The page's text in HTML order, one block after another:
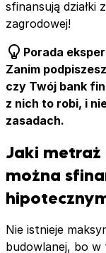
sfinansują działki
zagrodowej!
Porada
Zanim
czy Twój bank
z nich to robi, i
zasadach.
Jaki metraż
można
Nie istnieje
budowlanej, bo w